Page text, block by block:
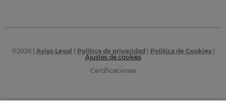
©2026| Aviso Legal Política de privacidad Política de Cookies|
Ajustes de cookies
Certificaciones